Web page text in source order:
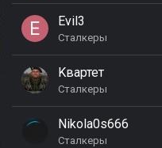
Evil3
Сталкеры
Kвартет
Сталкеры
Nikola0s666
Сталкеры